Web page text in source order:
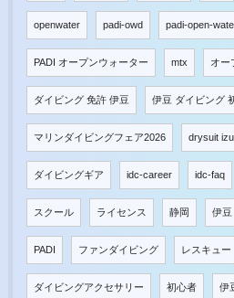
openwater padi-owd padi-open-
PADI オープンウォーター mtx オー
ダイビング 免許 伊豆 伊豆 ダイビング
マリンダイビングフェア2026 drysuit
ダイビングギア idc-career idc-faq
スクール ライセンス 静岡 伊豆
PADI ファンダイビング レスキュー
ダイビングアクセサリー 初心者 伊